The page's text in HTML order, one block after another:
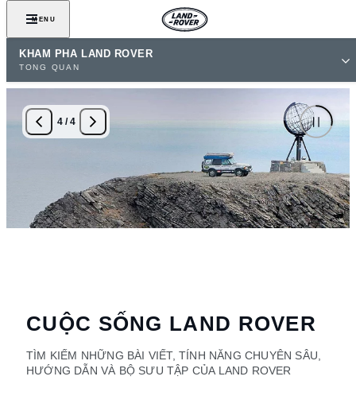
MENU
KHÁM PHÁ LAND ROVER
TỔNG QUAN
CUỘC SỐNG LAND ROVER
TÌM KIẾM NHỮNG BÀI VIẾT, TÍNH NĂNG CHUYÊN SÂU,
HƯỚNG DẪN VÀ BỘ SƯU TẬP CỦA LAND ROVER
4/4